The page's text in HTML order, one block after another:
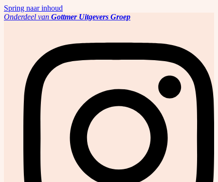
Spring naar inhoud
Onderdeel van Gottmer Uitgevers Groep